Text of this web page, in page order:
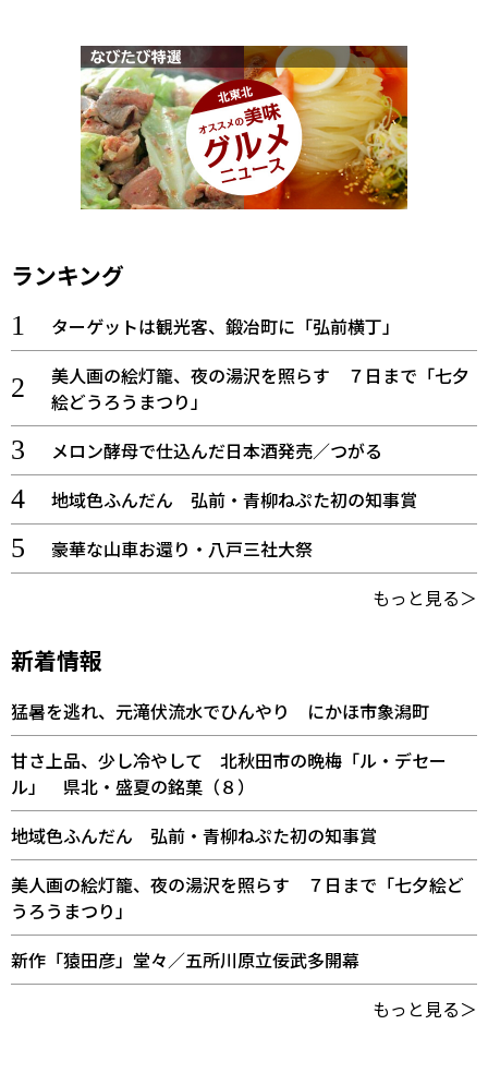
ランキング
ターゲットは観光客、鍛冶町に「弘前横丁」
美人画の絵灯籠、夜の湯沢を照らす ７日まで「七夕
絵どうろうまつり」
メロン酵母で仕込んだ日本酒発売／つがる
地域色ふんだん 弘前・青柳ねぷた初の知事賞
豪華な山車お還り・八戸三社大祭
もっと見る＞
新着情報
猛暑を逃れ、元滝伏流水でひんやり にかほ市象潟町
甘さ上品、少し冷やして 北秋田市の晩梅「ル・デセー
ル」 県北・盛夏の銘菓（８）
地域色ふんだん 弘前・青柳ねぷた初の知事賞
美人画の絵灯籠、夜の湯沢を照らす ７日まで「七夕絵ど
うろうまつり」
新作「猿田彦」堂々／五所川原立佞武多開幕
もっと見る＞